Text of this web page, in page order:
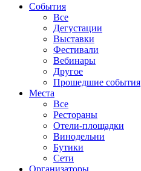
События
Все
Дегустации
Выставки
Фестивали
Вебинары
Другое
Прошедшие события
Места
Все
Рестораны
Отели-площадки
Винодельни
Бутики
Сети
Организаторы